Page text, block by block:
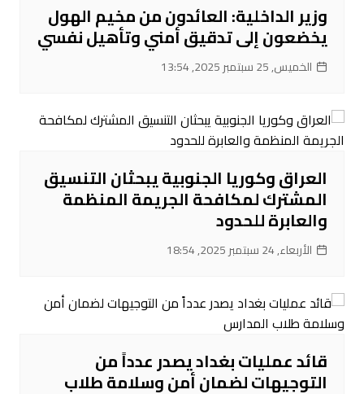
وزير الداخلية: العائدون من مخيم الهول
يخضعون إلى تدقيق أمني وتأهيل نفسي
الخميس, 25 سبتمبر 2025, 13:54
العراق وكوريا الجنوبية يبحثان التنسيق
المشترك لمكافحة الجريمة المنظمة
والعابرة للحدود
الأربعاء, 24 سبتمبر 2025, 18:54
قائد عمليات بغداد يصدر عدداً من
التوجيهات لضمان أمن وسلامة طلاب